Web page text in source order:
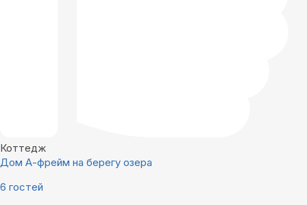
Коттедж
Дом А-фрейм на берегу озера
6 гостей